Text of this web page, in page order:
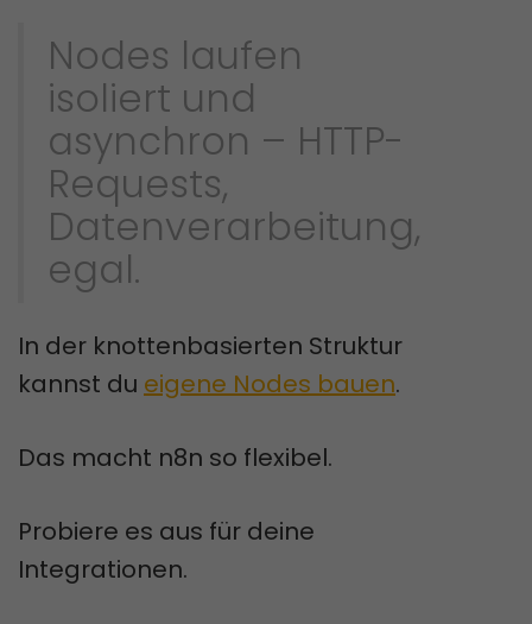
Nodes laufen
isoliert und
asynchron – HTTP-
Requests,
Datenverarbeitung,
egal.
In der knottenbasierten Struktur
kannst du eigene Nodes bauen.
Das macht n8n so flexibel.
Probiere es aus für deine
Integrationen.